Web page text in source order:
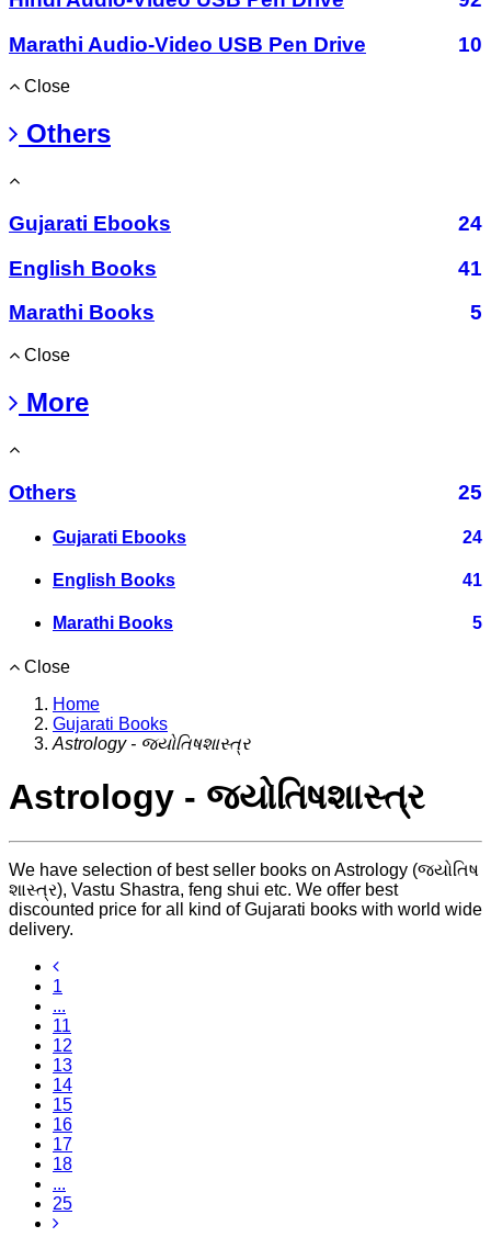
Marathi Audio-Video USB Pen Drive
10
Close
Others
Gujarati Ebooks
24
English Books
41
Marathi Books
5
Close
More
Others 25
Gujarati Ebooks 24
English Books 41
Marathi Books 5
Close
Home
Gujarati Books
Astrology - જ્યોતિષશાસ્ત્ર
Astrology - જ્યોતિષશાસ્ત્ર
We have selection of best seller books on Astrology (જ્યોતિષ
શાસ્ત્ર), Vastu Shastra, feng shui etc. We offer best
discounted price for all kind of Gujarati books with world wide
delivery.
1
...
11
12
13
14
15
16
17
18
...
25